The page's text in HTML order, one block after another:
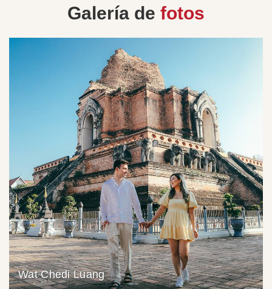
Galería de fotos
Wat Chedi Luang